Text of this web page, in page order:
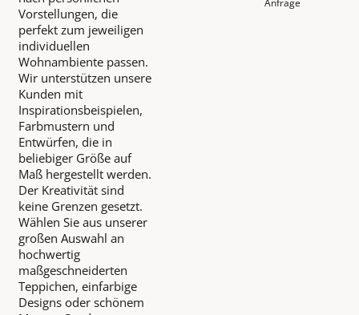
Vorstellungen, die
perfekt zum jeweiligen
individuellen
Wohnambiente passen.
Wir unterstützen unsere
Kunden mit
Inspirationsbeispielen,
Farbmustern und
Entwürfen, die in
beliebiger Größe auf
Maß hergestellt werden.
Der Kreativität sind
keine Grenzen gesetzt.
Wählen Sie aus unserer
großen Auswahl an
hochwertig
maßgeschneiderten
Teppichen, einfarbige
Designs oder schönem